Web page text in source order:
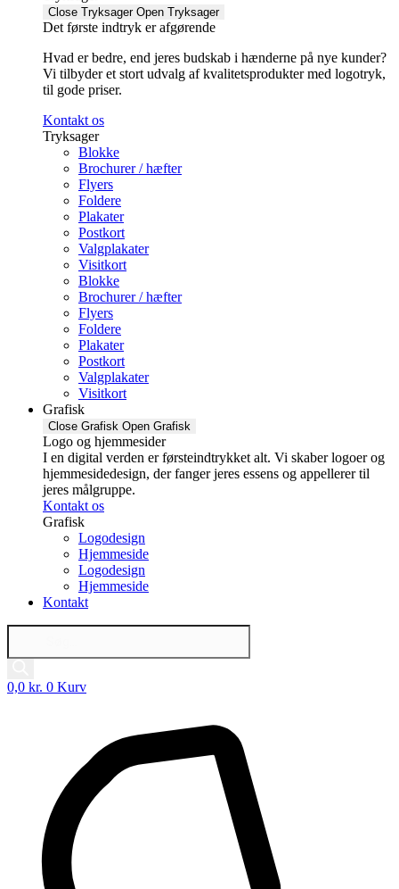
Close Tryksager Open Tryksager
Det første indtryk er afgørende
Hvad er bedre, end jeres budskab i hænderne på nye kunder?
Vi tilbyder et stort udvalg af kvalitetsprodukter med logotryk,
til gode priser.
Kontakt os
Tryksager
Blokke
Brochurer / hæfter
Flyers
Foldere
Plakater
Postkort
Valgplakater
Visitkort
Blokke
Brochurer / hæfter
Flyers
Foldere
Plakater
Postkort
Valgplakater
Visitkort
Grafisk
Close Grafisk Open Grafisk
Logo og hjemmesider
I en digital verden er førsteindtrykket alt. Vi skaber logoer og
hjemmesidedesign, der fanger jeres essens og appellerer til
jeres målgruppe.
Kontakt os
Grafisk
Logodesign
Hjemmeside
Logodesign
Hjemmeside
Kontakt
Products
0,0 kr. 0 Kurv